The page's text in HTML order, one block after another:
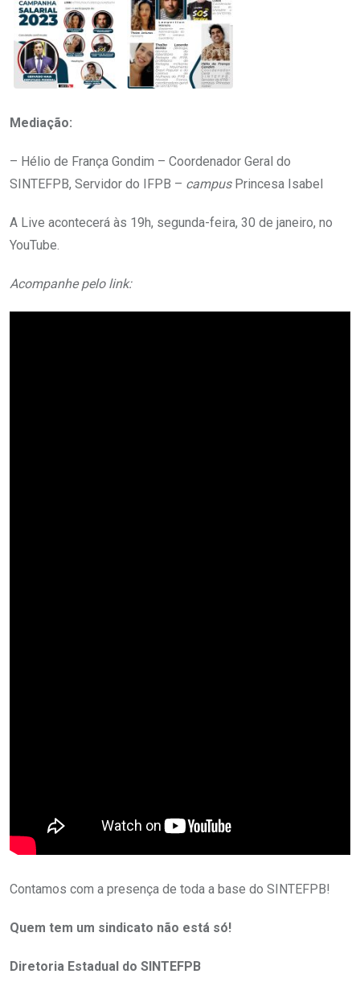
Mediação:
– Hélio de França Gondim – Coordenador Geral do
SINTEFPB, Servidor do IFPB – campusPrincesa Isabel
A Live acontecerá às 19h, segunda-feira, 30 de janeiro, no
YouTube.
Acompanhe pelo link:
Contamos com a presença de toda a base do SINTEFPB!
Quem tem um sindicato não está só!
Diretoria Estadual do SINTEFPB